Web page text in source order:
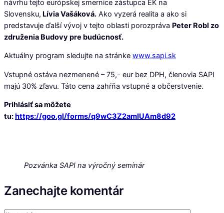
návrhu tejto európskej smernice zástupca EK na
Slovensku, Lívia Vašáková. Ako vyzerá realita a ako si
predstavuje ďalší vývoj v tejto oblasti porozpráva Peter Robl zo
združenia Budovy pre budúcnosť.
Aktuálny program sledujte na stránke www.sapi.sk
Vstupné ostáva nezmenené – 75,- eur bez DPH, členovia SAPI
majú 30% zľavu. Táto cena zahŕňa vstupné a občerstvenie.
Prihlásiť sa môžete
tu: https://goo.gl/forms/q9wC3Z2amIUAm8d92
Pozvánka SAPI na výročný seminár
Zanechajte komentár